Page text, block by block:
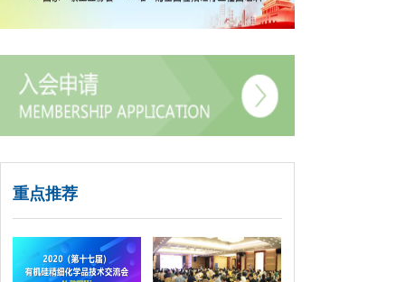
重点推荐